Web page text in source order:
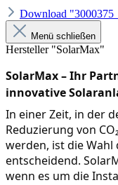
Download
Menü schließen
Hersteller "SolarMax"
SolarMax – Ihr
innovative
In einer Zeit, in der
Reduzierung von
werden, ist die
entscheidend.
wenn es um die